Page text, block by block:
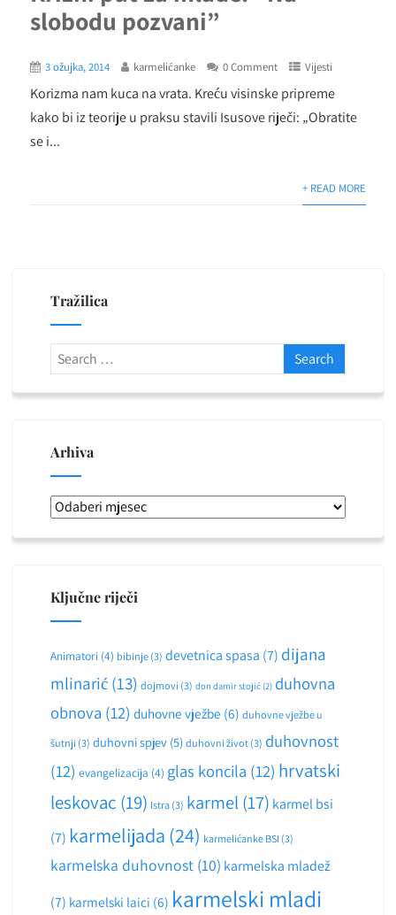
slobodu pozvani”
3 ožujka, 2014 karmelićanke 0 Comment Vijesti
Korizma nam kuca na vrata. Kreću visinske pripreme
kako bi iz teorije u praksu stavili Isusove riječi: „Obratite
se i...
+ READ MORE
Tražilica
Arhiva
Arhiva
Ključne riječi
Animatori(4) bibinje(3) devetnica spasa (7) dijana
mlinarić(13) dojmovi (3) don damir stojić(2) duhovna
obnova (12) duhovne vježbe (6) duhovne vježbe u
šutnji (3) duhovni spjev(5) duhovni život(3) duhovnost
(12) evangelizacija (4) glas koncila (12) hrvatski
leskovac (19) Istra(3) karmel(17) karmel bsi
(7) karmelijada (24) karmelićanke BSI (3)
karmelska duhovnost(10) karmelska mladež
(7) karmelski laici (6) karmelski mladi